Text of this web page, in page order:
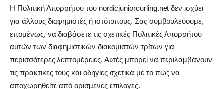
Η Πολιτική Απορρήτου του nordicjuniorcurling.net δεν ισχύει
για άλλους διαφημιστές ή ιστότοπους. Σας συμβουλεύουμε,
επομένως, να διαβάσετε τις σχετικές Πολιτικές Απορρήτου
αυτών των διαφημιστικών διακομιστών τρίτων για
περισσότερες λεπτομέρειες. Αυτές μπορεί να περιλαμβάνουν
τις πρακτικές τους και οδηγίες σχετικά με το πώς να
αποχωρηθείτε από ορισμένες επιλογές.